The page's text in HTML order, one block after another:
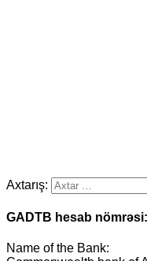
Axtarış:
GADTB hesab nömrəsi:
Name of the Bank: